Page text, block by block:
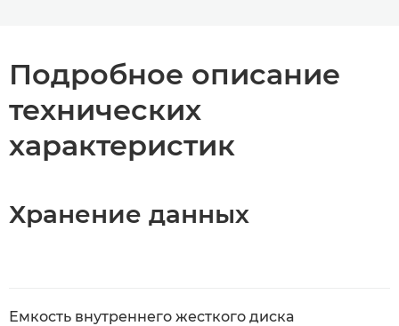
Подробное описание
технических
характеристик
Хранение данных
Емкость внутреннего жесткого диска